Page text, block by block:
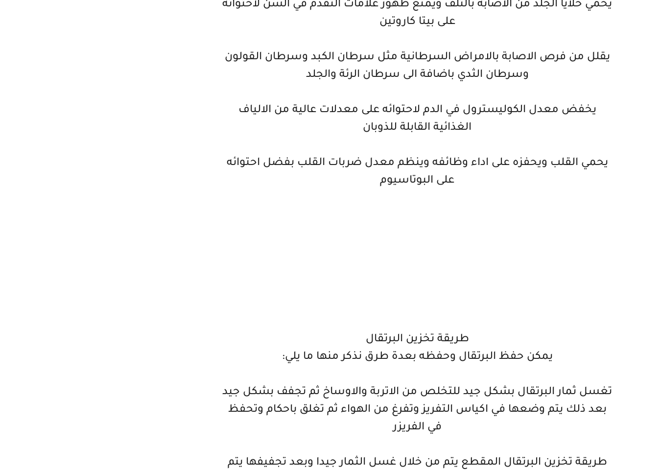
يحمي خلايا الجلد من الاصابة بالتلف ويمنع ظهور علامات التقدم في السن لاحتوائه
على بيتا كاروتين
يقلل من فرص الاصابة بالامراض السرطانية مثل سرطان الكبد وسرطان القولون
وسرطان الثدي باضافة الى سرطان الرئة والجلد
يخفض معدل الكوليسترول في الدم لاحتوائه على معدلات عالية من الالياف
الغذائية القابلة للذوبان
يحمي القلب ويحفزه على اداء وظائفه وينظم معدل ضربات القلب بفضل احتوائه
على البوتاسيوم
طريقة تخزين البرتقال
يمكن حفظ البرتقال وحفظه بعدة طرق نذكر منها ما يلي:
تغسل ثمار البرتقال بشكل جيد للتخلص من الاتربة والاوساخ ثم تجفف بشكل جيد
بعد ذلك يتم وضعها في اكياس التفريز وتفرغ من الهواء ثم تغلق باحكام وتحفظ
في الفريزر
طريقة تخزين البرتقال المقطع يتم من خلال غسل الثمار جيدا وبعد تجفيفها يتم